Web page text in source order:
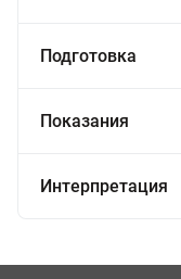
Подготовка
Показания
Интерпретация